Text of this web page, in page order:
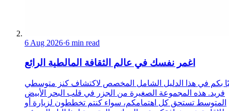
6 Aug 2026·6 min read
اغمر نفسك في عالم الثقافة المالطية الرائع
بكم في هذا الدليل الشامل المخصص لاكتشاف كنز متوسطي
فريد. هذه المجموعة الصغيرة من الجزر في قلب البحر الأبيض
المتوسط تستحق كل اهتمامكم، سواء كنتم تخططون لزيارة أو